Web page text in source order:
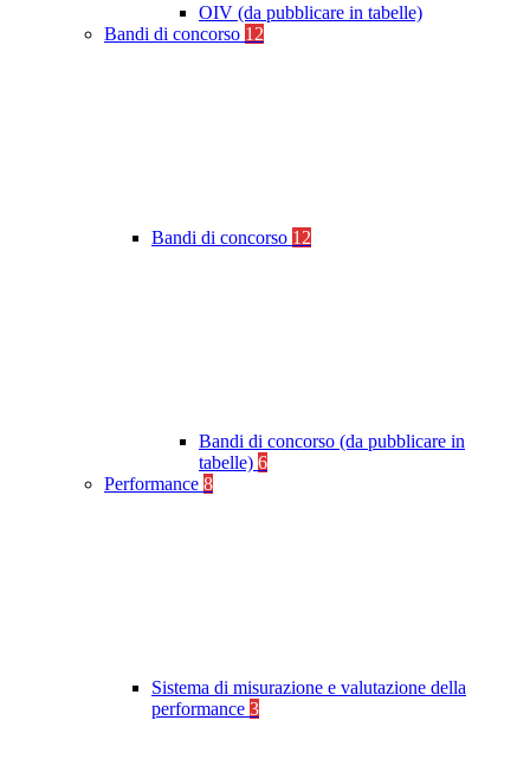
OIV (da pubblicare in tabelle)
Bandi di concorso 12
Bandi di concorso 12
Bandi di concorso (da pubblicare in
tabelle) 6
Performance 8
Sistema di misurazione e valutazione della
performance 3